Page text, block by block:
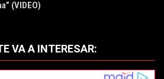
(VIDEO)
VA A INTERESAR: